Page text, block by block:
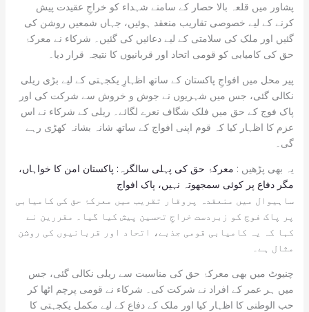
پشاور میں قلعہ بالا حصار کے سامنے شہداء کو خراجِ عقیدت پیش
کرنے کے لیے خصوصی تقاریب منعقد ہوئیں، جہاں شمعیں روشن کی
گئیں اور ملک کی سلامتی کے لیے دعائیں کی گئیں۔ شرکاء نے معرکۂ
حق کی کامیابی کو قومی اتحاد اور قربانیوں کا نتیجہ قرار دیا۔
پیر محل میں افواجِ پاکستان کے ساتھ اظہارِ یکجہتی کے لیے بڑی ریلی
نکالی گئی، جس میں شہریوں نے جوش و خروش سے شرکت کی اور
پاک فوج کے حق میں فلک شگاف نعرے لگائے۔ ریلی کے شرکاء نے اس
عزم کا اظہار کیا کہ قوم اپنی افواج کے ساتھ شانہ بشانہ کھڑی رہے
گی۔
یہ بھی پڑھیں : معرکۂ حق کی پہلی سالگرہ: پاکستان امن کا خواہاں،
مگر دفاع پر کوئی سمجھوتہ نہیں، پاک افواج
ساہیوال میں منعقدہ پروقار تقریب میں معرکۂ حق کی کامیابی
پر پاک فوج کو زبردست خراجِ تحسین پیش کیا گیا۔ مقررین نے
کہا کہ یہ کامیابی قومی جذبے، اتحاد اور قربانیوں کی روشن
مثال ہے۔
چنیوٹ میں بھی معرکۂ حق کی مناسبت سے ریلی نکالی گئی، جس
میں ہر عمر کے افراد نے شرکت کی۔ شرکاء نے قومی پرچم اٹھا کر
حب الوطنی کا اظہار کیا اور ملک کے دفاع کے لیے مکمل یکجہتی کا